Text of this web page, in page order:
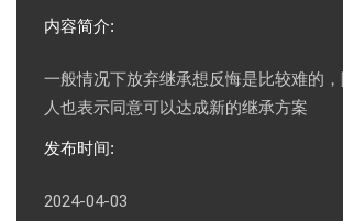
内容简介:
一般情况下放弃继承想反悔是比较难的
人也表示同意可以达成新的继承方案
发布时间:
2024-04-03